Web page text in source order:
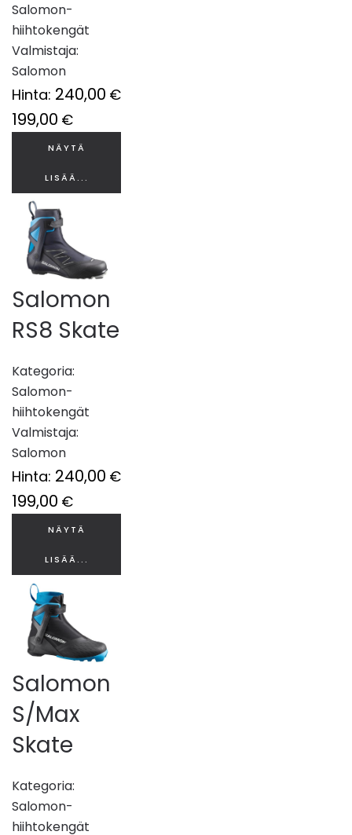
Salomon-
hiihtokengät
Valmistaja:
Salomon
Hinta: 240,00 €
199,00 €
NÄYTÄ
LISÄÄ...
Salomon
RS8 Skate
Kategoria:
Salomon-
hiihtokengät
Valmistaja:
Salomon
Hinta: 240,00 €
199,00 €
NÄYTÄ
LISÄÄ...
Salomon
S/Max
Skate
Kategoria:
Salomon-
hiihtokengät